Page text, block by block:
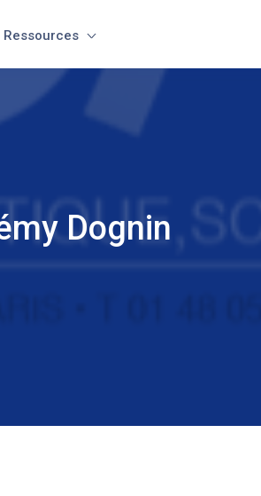
Ressources
Dognin